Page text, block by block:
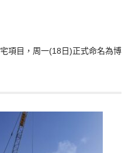
項目，周一(18日)正式命名為博